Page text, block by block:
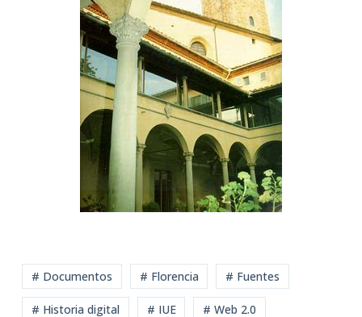
# Documentos # Florencia # Fuentes
# Historia digital # IUE # Web 2.0